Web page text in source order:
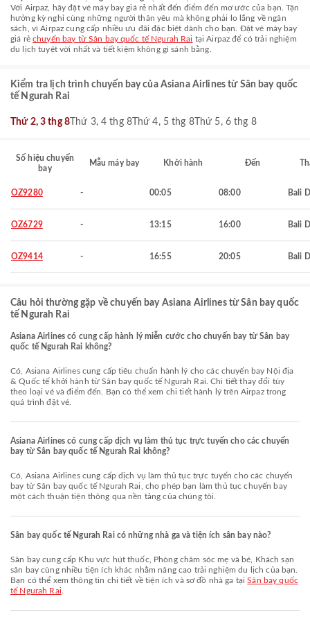
Với Airpaz, hãy đặt vé máy bay giá rẻ nhất đến điểm đến mơ ước của bạn. Tận
hưởng kỳ nghỉ cùng những người thân yêu mà không phải lo lắng về ngân
sách, vì Airpaz cung cấp nhiều ưu đãi đặc biệt dành cho bạn. Đặt vé máy bay
giá rẻ chuyến bay từ Sân bay quốc tế Ngurah Rai tại Airpaz để có trải nghiệm
du lịch tuyệt vời nhất và tiết kiệm không gì sánh bằng.
Kiểm tra lịch trình chuyến bay của Asiana Airlines từ Sân bay quốc
tế Ngurah Rai
Thứ 2, 3 thg 8Thứ 3, 4 thg 8Thứ 4, 5 thg 8Thứ 5, 6 thg 8
Số hiệu chuyến
bay
Mẫu máy bay Khởi hành Đến
OZ9280 - 00:05 08:00 Bali
OZ6729 - 13:15 16:00 Bali
OZ9414 - 16:55 20:05 Bali
Câu hỏi thường gặp về chuyến bay Asiana Airlines từ Sân bay quốc
tế Ngurah Rai
Asiana Airlines có cung cấp hành lý miễn cước cho chuyến bay từ Sân bay
quốc tế Ngurah Rai không?
Có, Asiana Airlines cung cấp tiêu chuẩn hành lý cho các chuyến bay Nội địa
& Quốc tế khởi hành từ Sân bay quốc tế Ngurah Rai. Chi tiết thay đổi tùy
theo loại vé và điểm đến. Bạn có thể xem chi tiết hành lý trên Airpaz trong
quá trình đặt vé.
Asiana Airlines có cung cấp dịch vụ làm thủ tục trực tuyến cho các chuyến
bay từ Sân bay quốc tế Ngurah Rai không?
Có, Asiana Airlines cung cấp dịch vụ làm thủ tục trực tuyến cho các chuyến
bay từ Sân bay quốc tế Ngurah Rai, cho phép bạn làm thủ tục chuyến bay
một cách thuận tiện thông qua nền tảng của chúng tôi.
Sân bay quốc tế Ngurah Rai có những nhà ga và tiện ích sân bay nào?
Sân bay cung cấp Khu vực hút thuốc, Phòng chăm sóc mẹ và bé, Khách sạn
sân bay cùng nhiều tiện ích khác nhằm nâng cao trải nghiệm du lịch của bạn.
Bạn có thể xem thông tin chi tiết về tiện ích và sơ đồ nhà ga tạiSân bay quốc
tế Ngurah Rai